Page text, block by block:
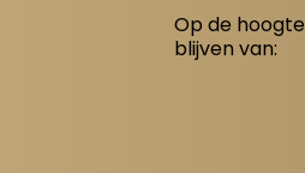
Op de hoogte
blijven van: